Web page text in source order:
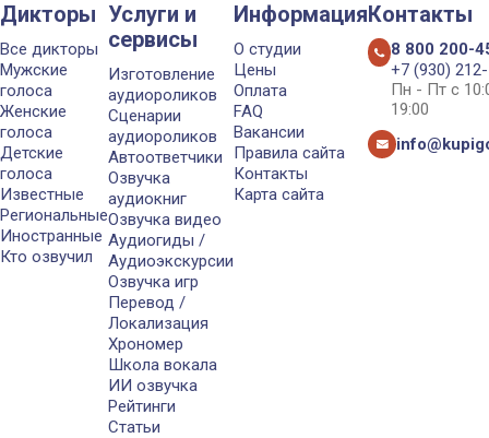
Дикторы
Все дикторы
Мужские
голоса
Женские
голоса
Детские
голоса
Известные
Региональные
Иностранные
Кто озвучил
Услуги и
сервисы
Изготовление
аудиороликов
Сценарии
аудиороликов
Автоответчики
Озвучка
аудиокниг
Озвучка видео
Аудиогиды /
Аудиоэкскурсии
Озвучка игр
Перевод /
Локализация
Хрономер
Школа вокала
ИИ озвучка
Рейтинги
Статьи
Информация
О студии
Цены
Оплата
FAQ
Вакансии
Правила сайта
Контакты
Карта сайта
Контакты
8 800 200-
+7 (930)
Пн - Пт с
19:00